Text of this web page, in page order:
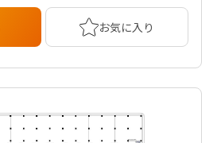
お気に入り